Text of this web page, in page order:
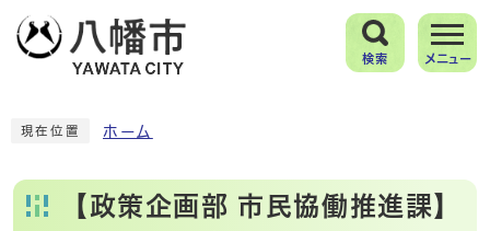
検索 メニュー
現在位置 ホーム
【政策企画部 市民協働推進課】